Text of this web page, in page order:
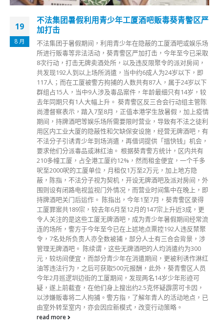
19
8 月
不法集团暑假利用青少年工厦酒吧贩毒葵青警区严
加打击
不法集团于暑假期间，利用青少年在隐蔽的工厦酒吧或娱乐场
所进行贩毒等非法活动，葵青警区严加打击，今年至今已采取
8次行动，打击无牌卖酒处所，以及违反限聚令的派对房间，
共发现192人到以上场所消遣，当中约6成人为24岁以下，即
117人；而在工厦被警方拘捕的人数共有87人，属于24岁以下
群组占15人，当中9人涉及毒品案件，年龄最细只有14岁，较
去年同期只有1人大幅上升。 葵青警区反三合会行动组主管陈
尚澧督察表示，踏入7至8月，正值本港学生放暑假，加上疫情
期间，持牌酒吧等娱乐场所需要限时营业，导致有不法之徒利
用区内工业大厦的隐蔽性和欠缺保安设施，经营无牌酒吧，有
不法分子引诱青少年到场消遣，再借词提供「搵快钱」机会，
要求他们分派毒品或淋红油。 根据葵青警方统计，区内共有
210多幢工厦，占全港工厦约12%，然而租金便宜，一个千多
呎至2000呎的工厦单位，月租仅1万至2万元，加上地方隐
蔽，陈指，不法分子视为契机，开设无牌酒吧及派对房间，外
围则设有闭路电视监视门外情况，而营业时间集中在晚上，即
持牌酒吧关门后运作。 陈指出，今年1至7月，葵青警区录得
工厦罪案共189宗，较去年6月至12月的147宗上升近3成，更
令人关注的是这些工厦无牌酒吧，成为青少年暑假期间经常流
连的场所，警方于今年至今已在上述地点票控192人违反禁聚
令，7名处所负责人亦全数被捕，部分人士有三合会背景，涉
管理无牌酒吧。 陈续谓，这些无牌酒吧的人均消遣约为300
元，较坊间便宜，而部分青少年在消遣期间，更被利诱作淋红
油等违法行为，之后可获取500元报酬，此外，葵青警区人员
今年2月巡逻圳边街的工厦期间，发现两名14岁少年形迹可
疑，遂上前截查，在他们身上搜出约2.5克怀疑霹雳可卡因，
以涉嫌贩毒将二人拘捕。警方指，了解年青人的活动地点，已
由室外转至室内，亦会因应新模式，改变行动策略。
read more